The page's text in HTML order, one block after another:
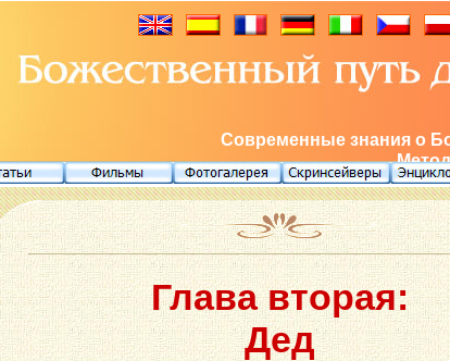
Современные знания о
Глава вторая:
Дед